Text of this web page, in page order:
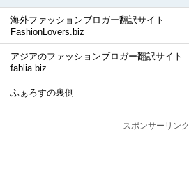
海外ファッションブロガー翻訳サイト
FashionLovers.biz
アジアのファッションブロガー翻訳サイト
fablia.biz
ふぁろすの裏側
スポンサーリンク